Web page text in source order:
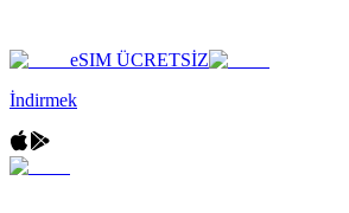
eSIM ÜCRETSİZ
İndirmek